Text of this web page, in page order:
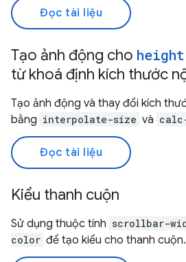
Đọc tài liệu
Tạo ảnh động cho
từ khoá định kích thước
Tạo ảnh động và thay đổi kích
bằng interpolate-size và
Đọc tài liệu
Kiểu thanh cuộn
Sử dụng thuộc tính scrollbar-
color để tạo kiểu cho thanh cuộn.